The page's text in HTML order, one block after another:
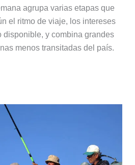
agrupa varias etapas que
el ritmo de viaje, los intereses
disponible, y combina grandes
menos transitadas del país.